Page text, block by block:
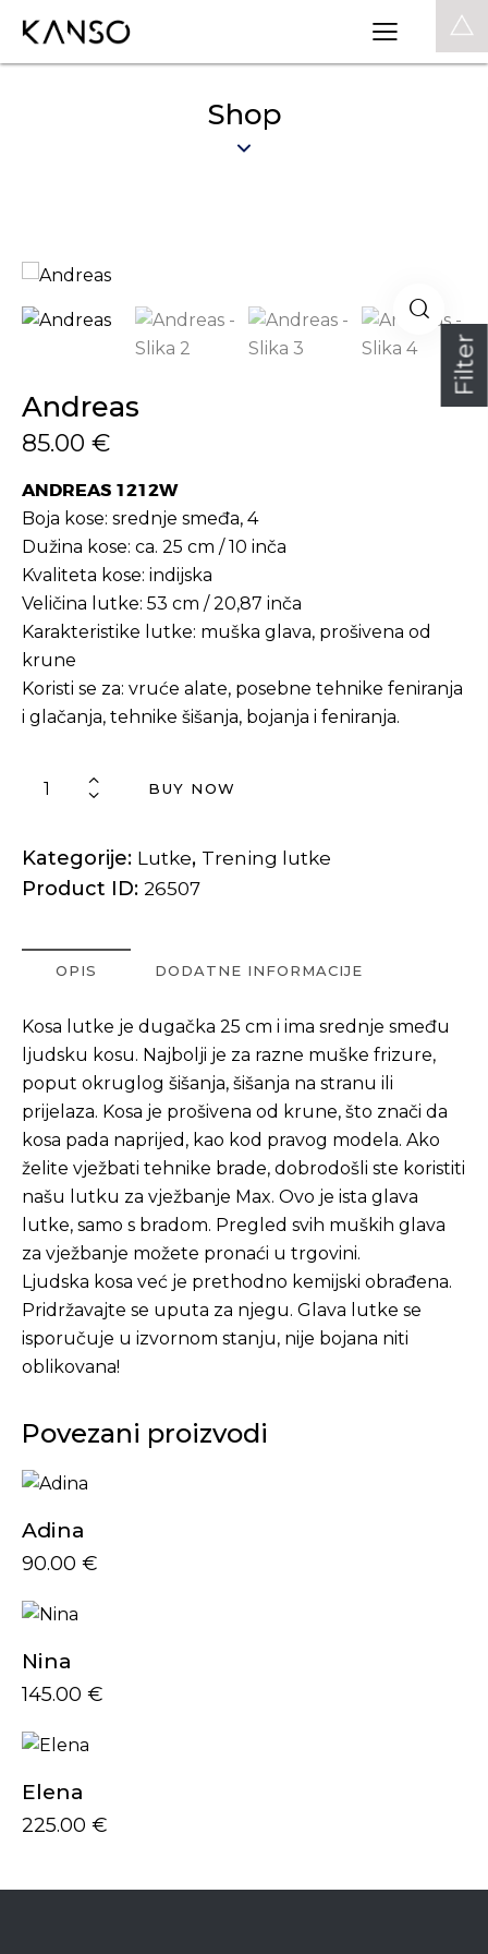
0
Shop
Filter
Andreas
85.00 €
ANDREAS 1212W
Boja kose: srednje smeđa, 4
Dužina kose: ca. 25 cm / 10 inča
Kvaliteta kose: indijska
Veličina lutke: 53 cm / 20,87 inča
Karakteristike lutke: muška glava, prošivena od
krune
Koristi se za: vruće alate, posebne tehnike feniranja
i glačanja, tehnike šišanja, bojanja i feniranja.
BUY NOW
Kategorije: Lutke, Trening lutke
Product ID: 26507
OPIS DODATNE INFORMACIJE
Kosa lutke je dugačka 25 cm i ima srednje smeđu
ljudsku kosu. Najbolji je za razne muške frizure,
poput okruglog šišanja, šišanja na stranu ili
prijelaza. Kosa je prošivena od krune, što znači da
kosa pada naprijed, kao kod pravog modela. Ako
želite vježbati tehnike brade, dobrodošli ste koristiti
našu lutku za vježbanje Max. Ovo je ista glava
lutke, samo s bradom. Pregled svih muških glava
za vježbanje možete pronaći u trgovini.
Ljudska kosa već je prethodno kemijski obrađena.
Pridržavajte se uputa za njegu. Glava lutke se
isporučuje u izvornom stanju, nije bojana niti
oblikovana!
Povezani proizvodi
Adina
90.00 €
Nina
145.00 €
Elena
225.00 €